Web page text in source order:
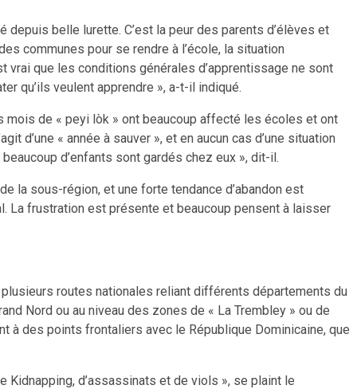
belle lurette. C’est la peur des parents d’élèves et
communes pour se rendre à l’école, la situation
vrai que les conditions générales d’apprentissage ne sont
qu’ils veulent apprendre », a-t-il indiqué.
de « peyi lòk » ont beaucoup affecté les écoles et ont
d’une « année à sauver », et en aucun cas d’une situation
d’enfants sont gardés chez eux », dit-il.
la sous-région, et une forte tendance d’abandon est
La frustration est présente et beaucoup pensent à laisser
routes nationales reliant différents départements du
Nord ou au niveau des zones de « La Trembley » ou de
à des points frontaliers avec le République Dominicaine, que
Kidnapping, d’assassinats et de viols », se plaint le